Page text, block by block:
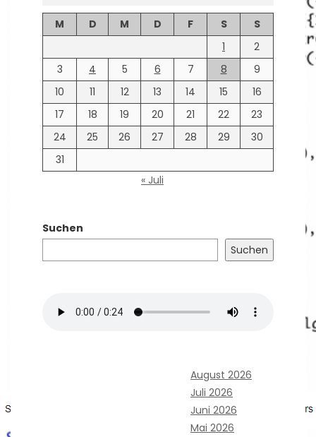
M D M D F S
S
1
2
3
4 5 6 7 8
9
10
11 12 13 14 15
16
17
18 19 20 21 22
23
24
25 26 27 28 29
30
31
« Juli
Suchen
Suchen
August 2026
Juli 2026
Juni 2026
Mai 2026